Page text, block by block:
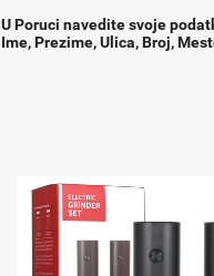
U Poruci navedite svoje
Ime, Prezime, Ulica, Broj,